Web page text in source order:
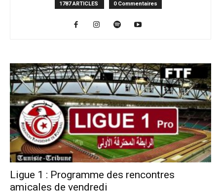
1787 ARTICLES 0 Commentaires
Ligue 1 : Programme des rencontres
amicales de vendredi